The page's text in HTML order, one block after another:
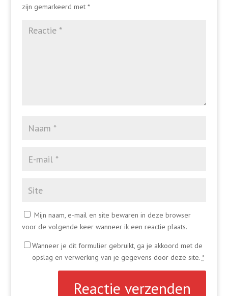
zijn gemarkeerd met *
Mijn naam, e-mail en site bewaren in deze browser
voor de volgende keer wanneer ik een reactie plaats.
Wanneer je dit formulier gebruikt, ga je akkoord met de
opslag en verwerking van je gegevens door deze site. *